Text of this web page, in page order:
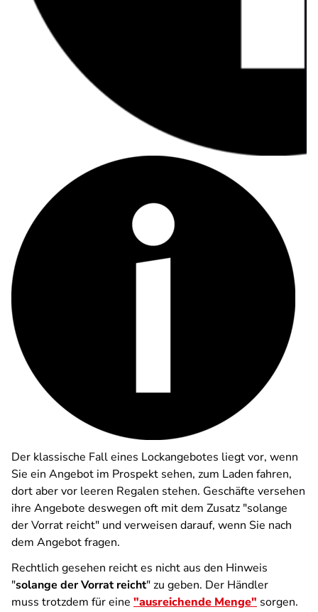
Der klassische Fall eines Lockangebotes liegt vor, wenn
Sie ein Angebot im Prospekt sehen, zum Laden fahren,
dort aber vor leeren Regalen stehen. Geschäfte versehen
ihre Angebote deswegen oft mit dem Zusatz "solange
der Vorrat reicht" und verweisen darauf, wenn Sie nach
dem Angebot fragen.
Rechtlich gesehen reicht es nicht aus den Hinweis
"solange der Vorrat reicht" zu geben. Der Händler
muss trotzdem für eine "ausreichende Menge" sorgen.